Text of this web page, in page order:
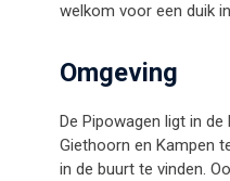
welkom voor een duik
Omgeving
De Pipowagen ligt in
Giethoorn en Kampen
in de buurt te vinden.